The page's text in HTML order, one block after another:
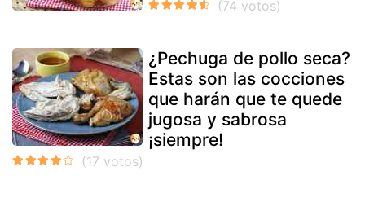
¿Pechuga de pollo seca?
Estas son las cocciones
que harán que te quede
jugosa y sabrosa
¡siempre!